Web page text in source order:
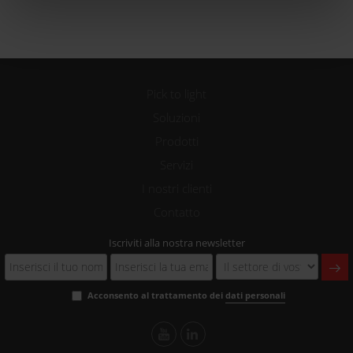
Iscriviti alla nostra newsletter
Acconsento al trattamento dei dati personali